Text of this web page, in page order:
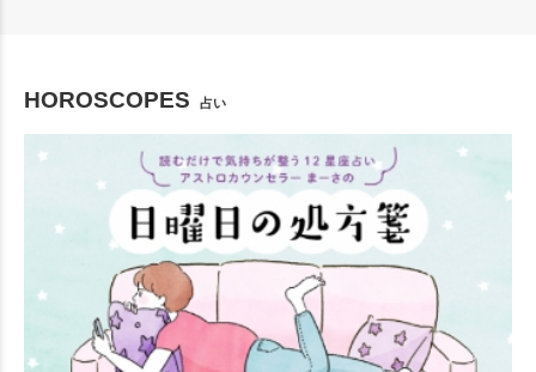
HOROSCOPES 占い